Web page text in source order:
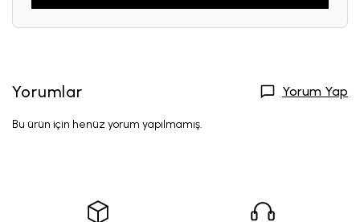
Yorumlar Yorum Yap
Bu ürün için henüz yorum yapılmamış.